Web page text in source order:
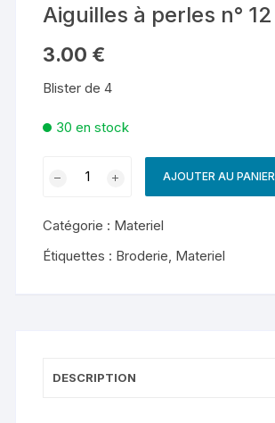
Aiguilles à perles n° 12
3.00 €
Blister de 4
30 en stock
à
perles
AJOUTER AU PANIER
Catégorie : Materiel
Étiquettes : Broderie Materiel
DESCRIPTION